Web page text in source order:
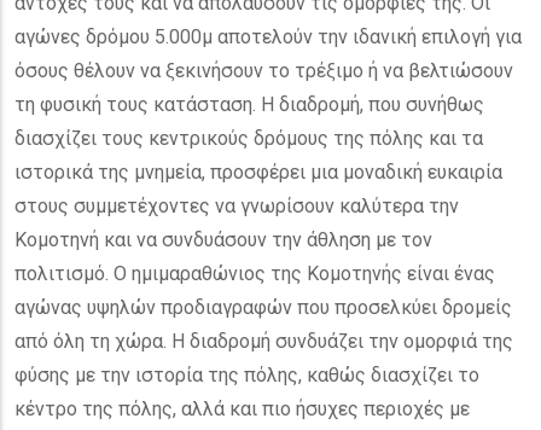
αγώνες δρόμου 5.000μ αποτελούν την ιδανική επιλογή για
όσους θέλουν να ξεκινήσουν το τρέξιμο ή να βελτιώσουν
τη φυσική τους κατάσταση. Η διαδρομή, που συνήθως
διασχίζει τους κεντρικούς δρόμους της πόλης και τα
ιστορικά της μνημεία, προσφέρει μια μοναδική ευκαιρία
στους συμμετέχοντες να γνωρίσουν καλύτερα την
Κομοτηνή και να συνδυάσουν την άθληση με τον
πολιτισμό. Ο ημιμαραθώνιος της Κομοτηνής είναι ένας
αγώνας υψηλών προδιαγραφών που προσελκύει δρομείς
από όλη τη χώρα. Η διαδρομή συνδυάζει την ομορφιά της
φύσης με την ιστορία της πόλης, καθώς διασχίζει το
κέντρο της πόλης, αλλά και πιο ήσυχες περιοχές με